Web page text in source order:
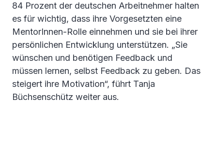
84 Prozent der deutschen Arbeitnehmer halten
es für wichtig, dass ihre Vorgesetzten eine
MentorInnen-Rolle einnehmen und sie bei ihrer
persönlichen Entwicklung unterstützen. „Sie
wünschen und benötigen Feedback und
müssen lernen, selbst Feedback zu geben. Das
steigert ihre Motivation“, führt Tanja
Büchsenschütz weiter aus.